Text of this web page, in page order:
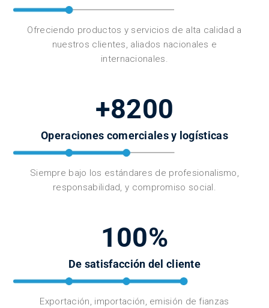
Ofreciendo productos y servicios de alta calidad a
nuestros clientes, aliados nacionales e
internacionales.
+8200
Operaciones comerciales y logísticas
Siempre bajo los estándares de profesionalismo,
responsabilidad, y compromiso social.
100%
De satisfacción del cliente
Exportación, importación, emisión de fianzas